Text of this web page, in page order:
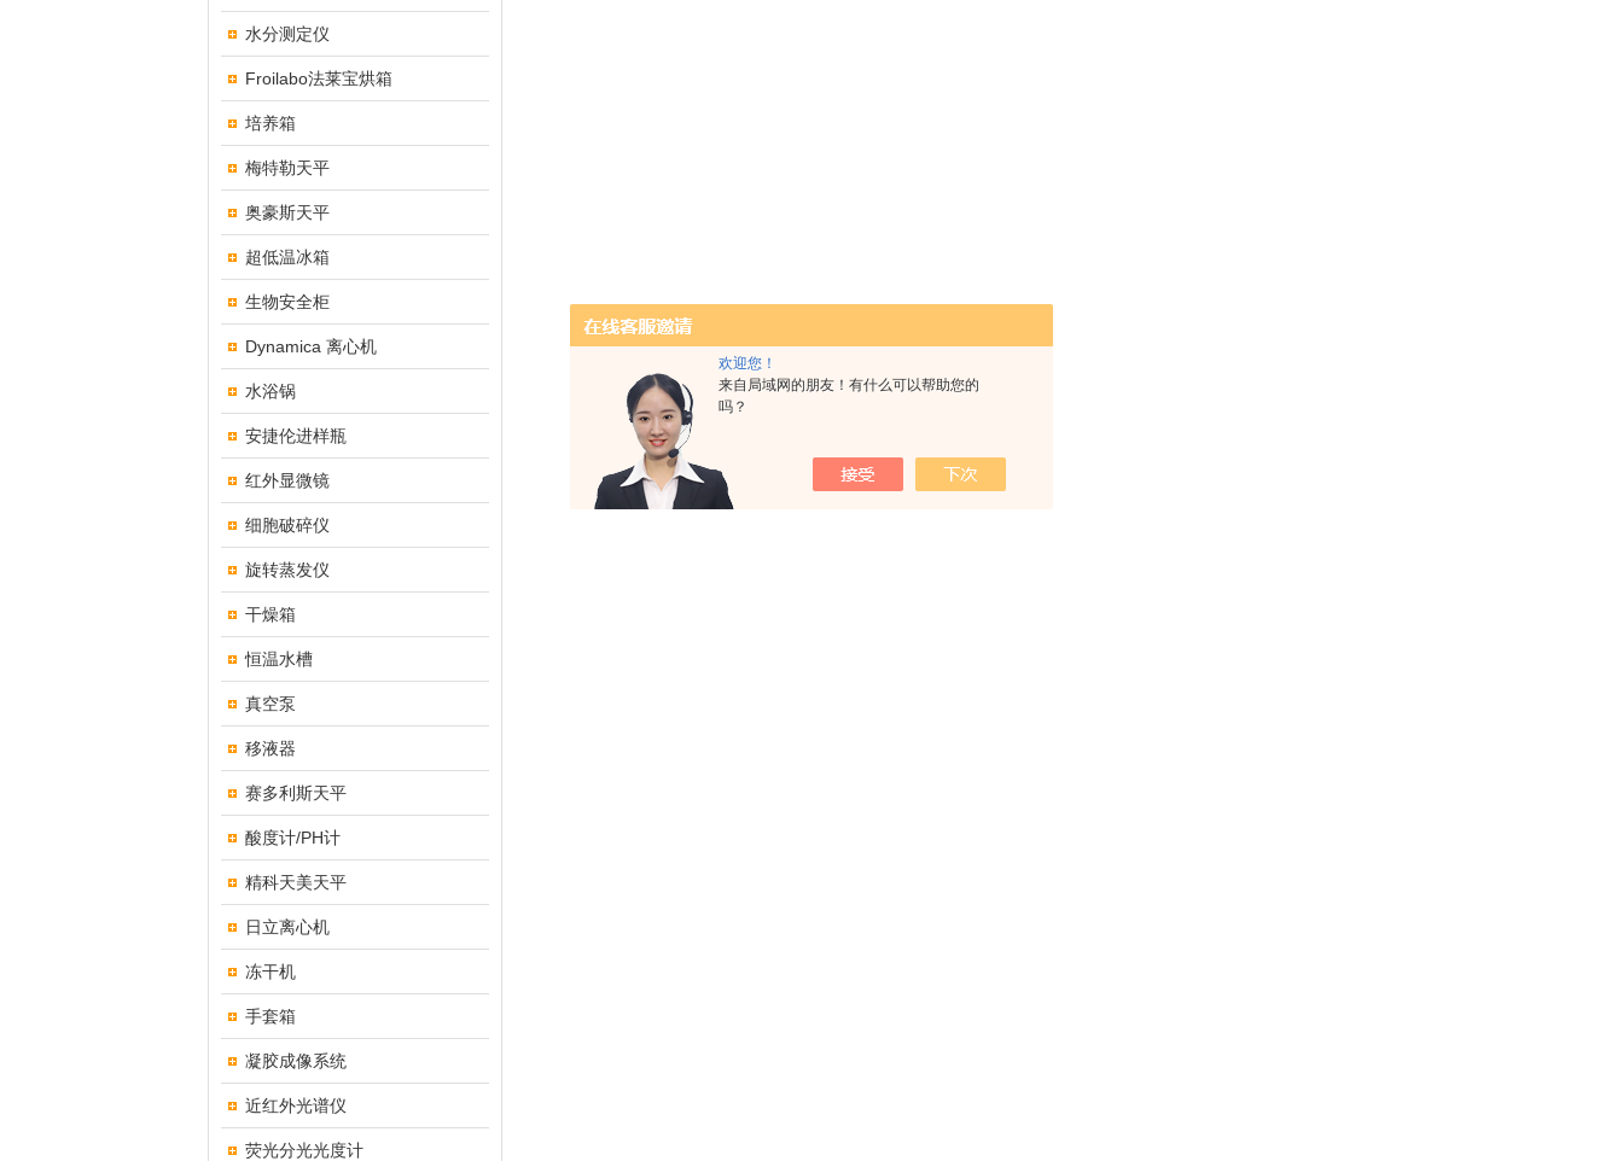
欢迎您！
来自局域网的朋友！有什么可以帮助您的
吗？
水分测定仪
Froilabo法莱宝烘箱
培养箱
梅特勒天平
奥豪斯天平
超低温冰箱
生物安全柜
Dynamica 离心机
水浴锅
安捷伦进样瓶
红外显微镜
细胞破碎仪
旋转蒸发仪
干燥箱
恒温水槽
真空泵
移液器
赛多利斯天平
酸度计/PH计
精科天美天平
日立离心机
冻干机
手套箱
凝胶成像系统
近红外光谱仪
荧光分光光度计